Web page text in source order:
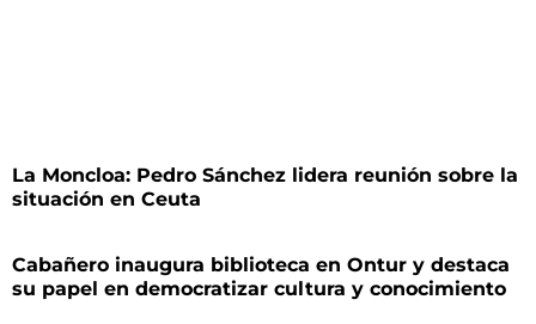
La Moncloa: Pedro Sánchez lidera reunión sobre la
situación en Ceuta
Cabañero inaugura biblioteca en Ontur y destaca
su papel en democratizar cultura y conocimiento